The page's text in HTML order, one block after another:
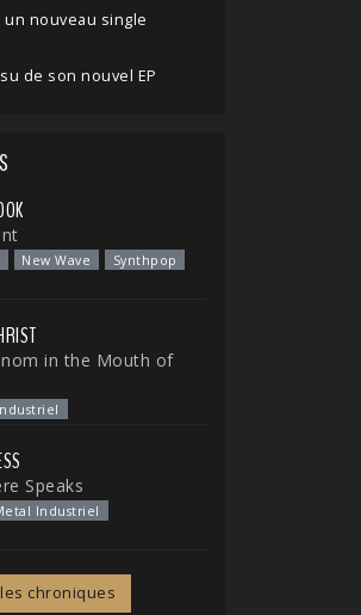
un nouveau single
de son nouvel EP
New Wave Synthpop
in the Mouth of
Speaks
Industriel
chroniques